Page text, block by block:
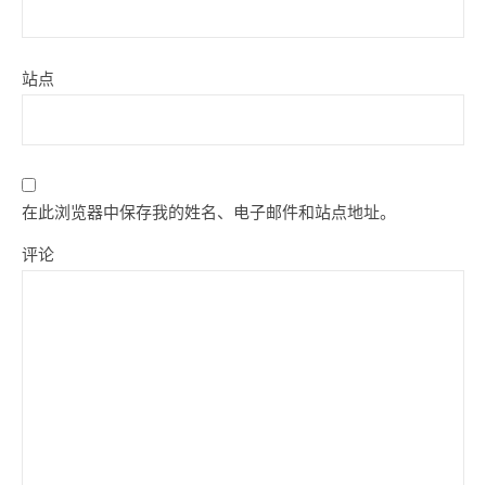
站点
在此浏览器中保存我的姓名、电子邮件和站点地址。
评论